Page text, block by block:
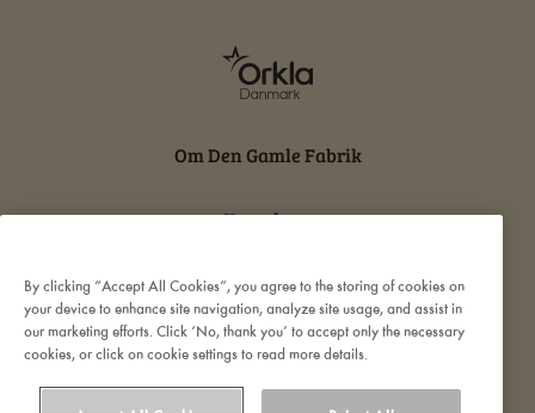
Om Den Gamle Fabrik
Kontakt os
Persondatabeskyttelse og cookies
Ansvarserklæring
By clicking “Accept All Cookies”, you agree to the storing of cookies on
your device to enhance site navigation, analyze site usage, and assist in
our marketing efforts. Click ‘No, thank you’ to accept only the necessary
cookies, or click on cookie settings to read more details.